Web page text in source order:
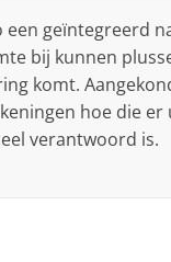
geïntegreerd
bij kunnen
komt.
hoe die er
verantwoord is.